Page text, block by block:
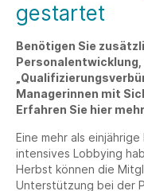
gestartet
Benötigen Sie
Personalentwicklung,
Managerinnen mit
Erfahren Sie hier
Eine mehr als
intensives Lobbying
Herbst können die
Unterstützung bei der